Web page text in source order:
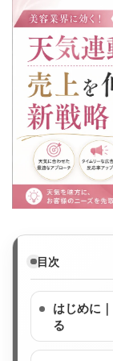
目次
はじめに
る